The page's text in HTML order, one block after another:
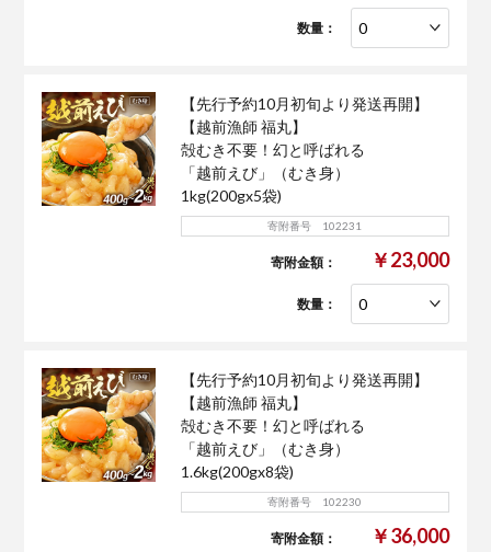
数量：
【先行予約10月初旬より発送再開】
【越前漁師 福丸】
殻むき不要！幻と呼ばれる
「越前えび」（むき身）
1kg(200gx5袋)
寄附番号 102231
寄附金額： ￥23,000
数量：
【先行予約10月初旬より発送再開】
【越前漁師 福丸】
殻むき不要！幻と呼ばれる
「越前えび」（むき身）
1.6kg(200gx8袋)
寄附番号 102230
寄附金額： ￥36,000